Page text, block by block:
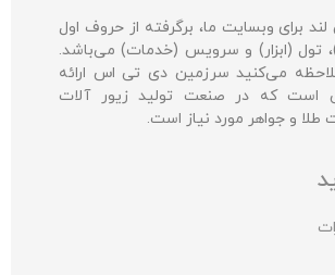
برای وبسایت ما، برگرفته از حروف اول
تول (ابزار) و سرویس (خدمات) می‌باشد.
می‌کنید سرزمین دی تی اس ارائه
است که در صنعت تولید زیور آلات
و جواهر مورد نیاز است.